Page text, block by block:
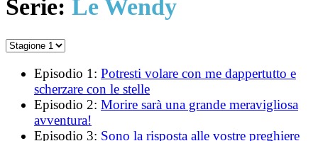
Serie: Le Wendy
Episodio 1: Potresti volare con me dappertutto e
scherzare con le stelle
Episodio 2: Morire sarà una grande meravigliosa
avventura!
Episodio 3: Sono la risposta alle vostre preghiere